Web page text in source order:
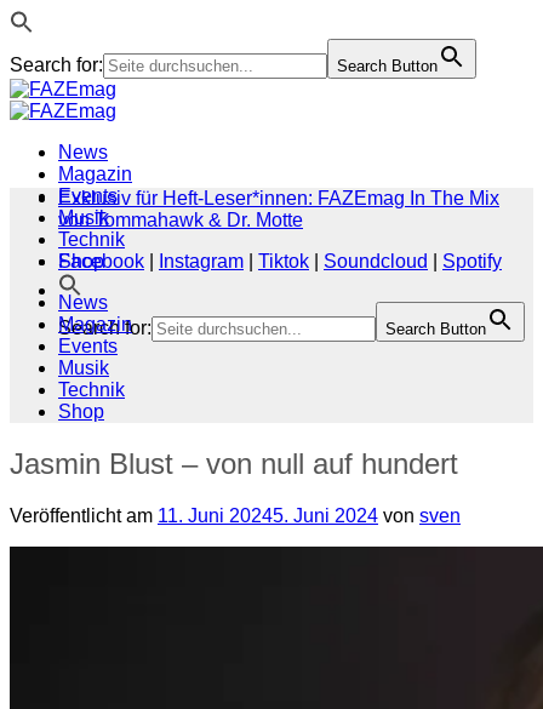
Search for: Search Button
Zum
Inhalt
News
Magazin
Events
Musik
Technik
Shop
Search for: Search Button
Exklusiv für Heft-Leser*innen: FAZEmag In The Mix
von Tommahawk & Dr. Motte
Facebook
Instagram Tiktok Soundcloud
Spotify
News
Magazin
Events
Musik
Technik
Shop
Jasmin Blust – von null auf hundert
Veröffentlicht am 11. Juni 20245. Juni 2024 von sven